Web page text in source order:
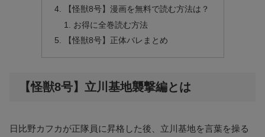
【怪獣8号】漫画を無料で読む方法は？
お得に全巻読む方法
【怪獣8号】正体バレまとめ
【怪獣8号】立川基地襲撃編とは
日比野カフカが正隊員に昇格した後、立川基地を言葉を操る